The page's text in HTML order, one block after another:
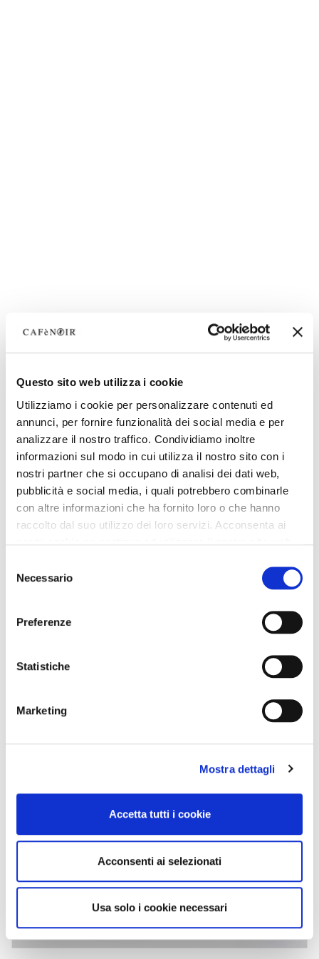
Questo sito web utilizza i cookie
Utilizziamo i cookie per personalizzare contenuti ed
annunci, per fornire funzionalità dei social media e per
analizzare il nostro traffico. Condividiamo inoltre
informazioni sul modo in cui utilizza il nostro sito con i
nostri partner che si occupano di analisi dei dati web,
pubblicità e social media, i quali potrebbero combinarle
con altre informazioni che ha fornito loro o che hanno
raccolto dal suo utilizzo dei loro servizi. Acconsenta ai
delNecessario
Preferenze
Statistiche
Marketing
Mostra dettagli
Accetta tutti i cookie
Acconsenti ai selezionati
Usa solo i cookie necessari